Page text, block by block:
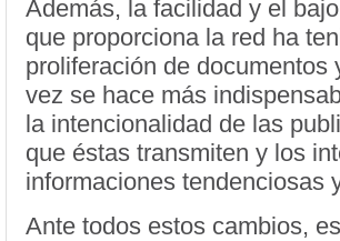
Además, la facilidad y el
que proporciona la red ha
proliferación de documentos
vez se hace más
la intencionalidad de las
que éstas transmiten y los
informaciones tendenciosas
Ante todos estos cambios,